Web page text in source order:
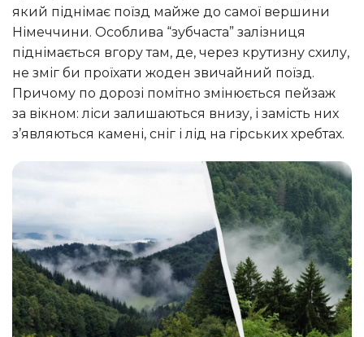
який піднімає поїзд майже до самої вершини
Німеччини. Особлива “зубчаста” залізниця
піднімається вгору там, де, через крутизну схилу,
не зміг би проїхати жоден звичайний поїзд.
Причому по дорозі помітно змінюється пейзаж
за вікном: ліси залишаються внизу, і замість них
з’являються камені, сніг і лід на гірських хребтах.